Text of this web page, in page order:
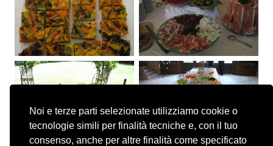
Noi e terze parti selezionate utilizziamo cookie o
tecnologie simili per finalità tecniche e, con il tuo
consenso, anche per altre finalità come specificato